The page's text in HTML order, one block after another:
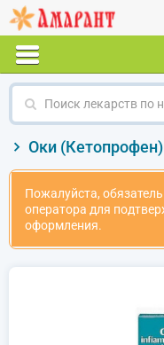
Поиск
названию
Оки (Кетопрофен)
Пожалуйста,
оператора для
оформления.